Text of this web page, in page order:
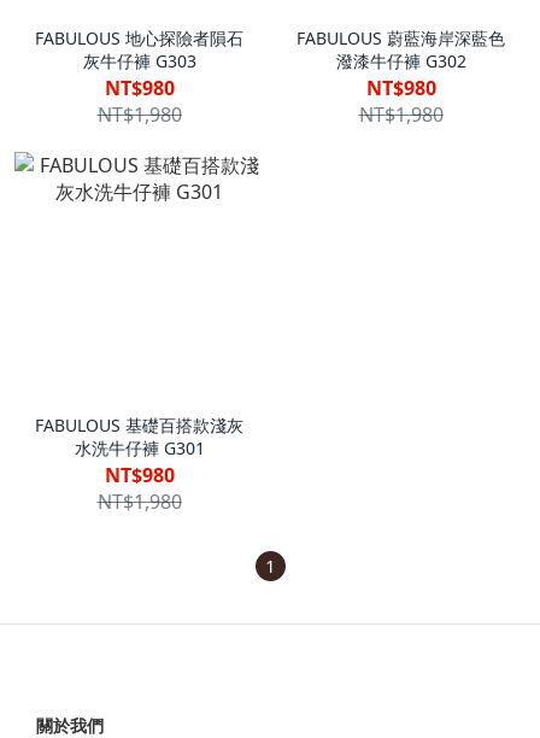
FABULOUS 地心探險者隕石
灰牛仔褲 G303
NT$980
NT$1,980
FABULOUS 蔚藍海岸深藍色
潑漆牛仔褲 G302
NT$980
NT$1,980
FABULOUS 基礎百搭款淺灰
水洗牛仔褲 G301
NT$980
NT$1,980
1
關於我們